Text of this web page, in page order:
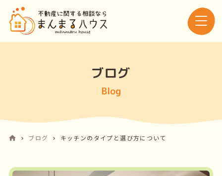
ブログ
Blog
ブログ キッチンのタイプと選び方について